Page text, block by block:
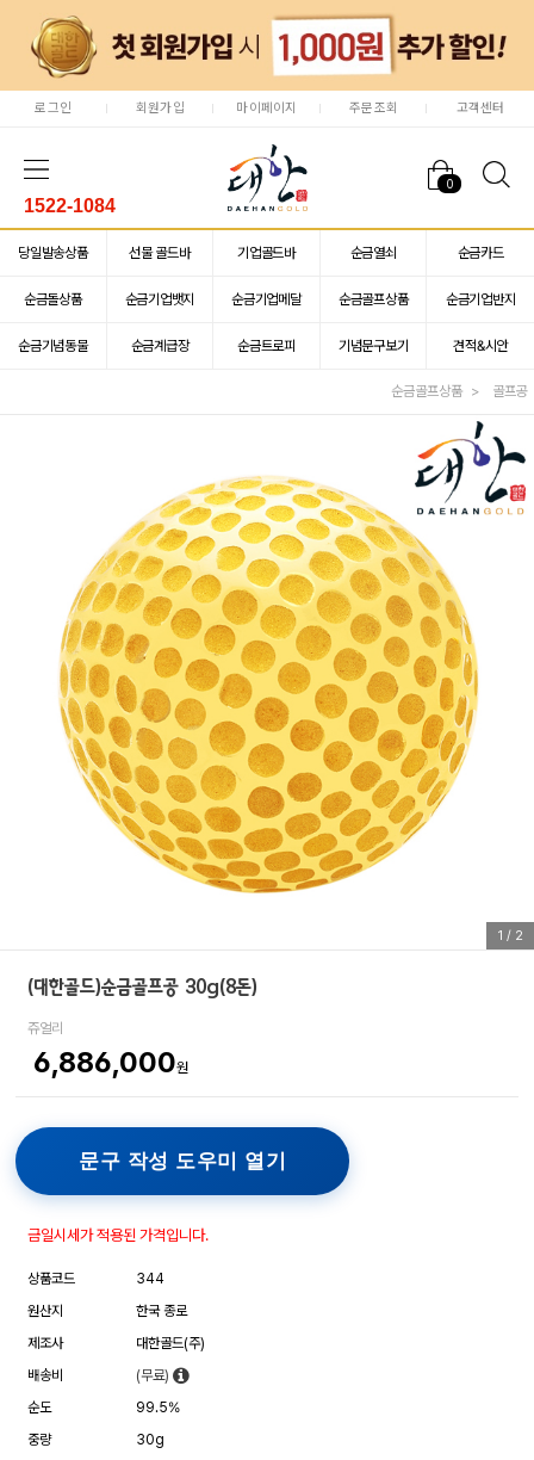
로그인 회원가입 마이페이지 주문조회 고객센터
0
1522-1084
당일발송상품 선물 골드바 기업골드바 순금열쇠 순금카드
순금돌상품 순금기업뱃지 순금기업메달 순금골프상품 순금기업반지
순금기념동물 순금계급장 순금트로피 기념문구보기 견적&시안
순금골프상품 골프공
1 / 2
(대한골드)순금골프공 30g(8돈)
쥬얼리
6,886,000원
문구 작성 도우미 열기
금일시세가 적용된 가격입니다.
상품코드
344
원산지
한국 종로
제조사
대한골드(주)
배송비
(무료)
순도
99.5%
중량
30g